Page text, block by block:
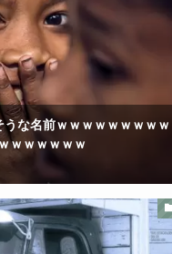
な名前ｗｗｗｗｗｗｗｗ
ｗｗｗｗｗｗ